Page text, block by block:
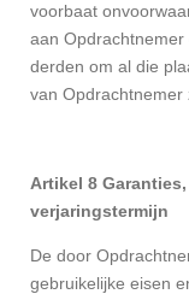
voorbaat
aan
derden om al die
van Opdrachtnemer
Artikel 8
verjaringstermijn
De door
gebruikelijke eisen